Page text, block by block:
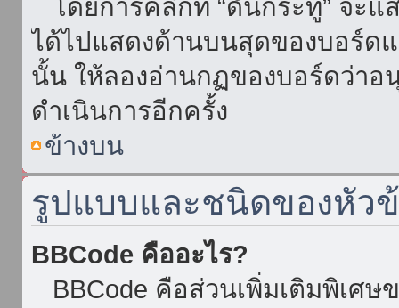
โดยการคลิกที่ “ดันกระทู้” จะ
ได้ไปแสดงด้านบนสุดของบอร์ด
นั้น ให้ลองอ่านกฏของบอร์ดว่า
ดำเนินการอีกครั้ง
ข้างบน
รูปแบบและชนิดของหัว
BBCode คืออะไร?
BBCode คือส่วนเพิ่มเติมพิเศ